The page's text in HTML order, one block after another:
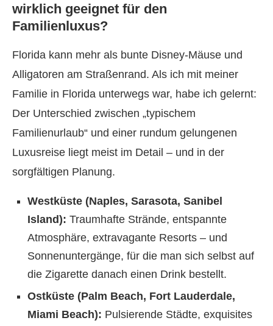
wirklich geeignet für den
Familienluxus?
Florida kann mehr als bunte Disney-Mäuse und
Alligatoren am Straßenrand. Als ich mit meiner
Familie in Florida unterwegs war, habe ich gelernt:
Der Unterschied zwischen „typischem
Familienurlaub“ und einer rundum gelungenen
Luxusreise liegt meist im Detail – und in der
sorgfältigen Planung.
Westküste (Naples, Sarasota, Sanibel
Island): Traumhafte Strände, entspannte
Atmosphäre, extravagante Resorts – und
Sonnenuntergänge, für die man sich selbst auf
die Zigarette danach einen Drink bestellt.
Ostküste (Palm Beach, Fort Lauderdale,
Miami Beach): Pulsierende Städte, exquisites